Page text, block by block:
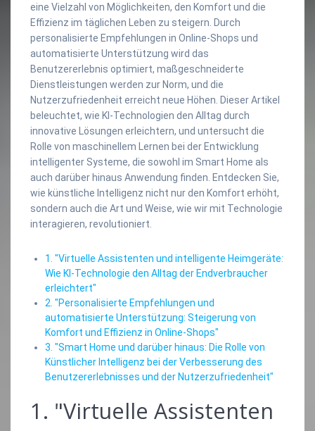
eine Vielzahl von Möglichkeiten, den Komfort und die
Effizienz im täglichen Leben zu steigern. Durch
personalisierte Empfehlungen in Online-Shops und
automatisierte Unterstützung wird das
Benutzererlebnis optimiert, maßgeschneiderte
Dienstleistungen werden zur Norm, und die
Nutzerzufriedenheit erreicht neue Höhen. Dieser Artikel
beleuchtet, wie KI-Technologien den Alltag durch
innovative Lösungen erleichtern, und untersucht die
Rolle von maschinellem Lernen bei der Entwicklung
intelligenter Systeme, die sowohl im Smart Home als
auch darüber hinaus Anwendung finden. Entdecken Sie,
wie künstliche Intelligenz nicht nur den Komfort erhöht,
sondern auch die Art und Weise, wie wir mit Technologie
interagieren, revolutioniert.
1. "Virtuelle Assistenten und intelligente Heimgeräte:
Wie KI-Technologie den Alltag der Endverbraucher
erleichtert"
2. "Personalisierte Empfehlungen und
automatisierte Unterstützung: Steigerung von
Komfort und Effizienz in Online-Shops"
3. "Smart Home und darüber hinaus: Die Rolle von
Künstlicher Intelligenz bei der Verbesserung des
Benutzererlebnisses und der Nutzerzufriedenheit"
1. "Virtuelle Assistenten